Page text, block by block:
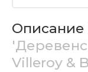
Описание
Villeroy &